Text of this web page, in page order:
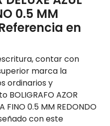
0.5 MM
Referencia en
contar con
marca la
ordinarios y
AZOR
FINO 0.5 MM REDONDO
con este